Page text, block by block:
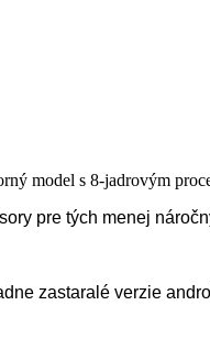
model s 8-jadrovým
pre tých menej
zastaralé verzie